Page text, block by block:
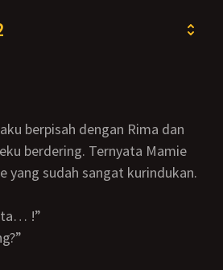
berdering. Ternyata Mamie
yang sudah sangat kurindukan.
!”